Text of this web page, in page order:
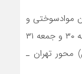
مواد‌سوختی و
فاسدشدنی از ساعت ۱۲ تا ۲۴ روز‌های پنج‌شنبه ۳۰ و جمعه ۳۱
محور تهران ـ